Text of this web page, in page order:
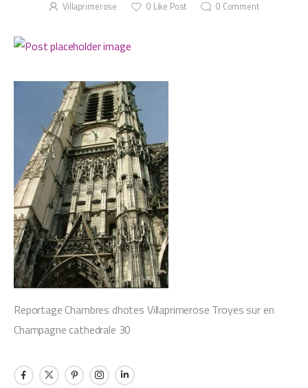
Villaprimerose 0 Like Post 0 Comment
Reportage Chambres dhotes Villaprimerose Troyes sur en
Champagne cathedrale 30